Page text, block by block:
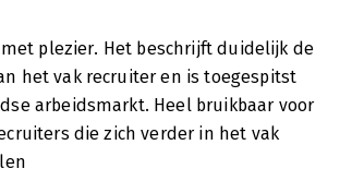
plezier. Het beschrijft duidelijk de
het vak recruiter en is toegespitst
arbeidsmarkt. Heel bruikbaar voor
die zich verder in het vak